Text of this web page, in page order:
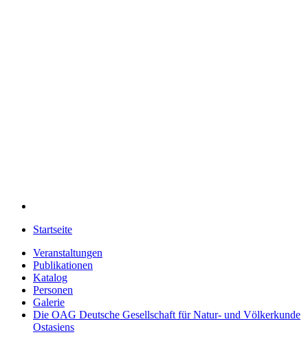
Startseite
Veranstaltungen
Publikationen
Katalog
Personen
Galerie
Die OAG Deutsche Gesellschaft für Natur- und Völkerkunde
Ostasiens